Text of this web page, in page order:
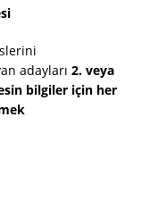
adayları 2. veya
bilgiler için her